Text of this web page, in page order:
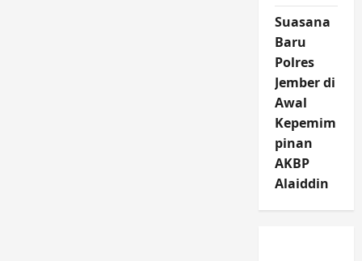
Suasana
Baru
Polres
Jember di
Awal
Kepemim
pinan
AKBP
Alaiddin